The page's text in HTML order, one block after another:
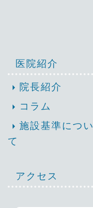
医院紹介
arrow_right 院長紹介
arrow_right コラム
arrow_right 施設基準につい
て
アクセス